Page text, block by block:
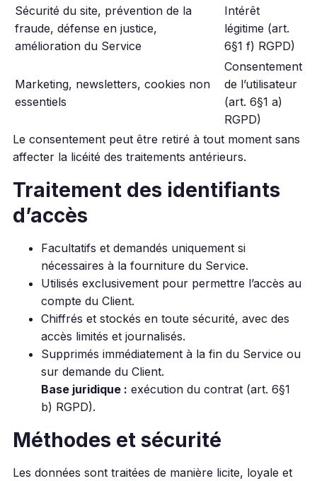
Sécurité du site, prévention de la
fraude, défense en justice,
amélioration du Service
Intérêt
légitime (art.
6§1 f) RGPD)
Marketing, newsletters, cookies non
essentiels
Consentement
de l’utilisateur
(art. 6§1 a)
RGPD)
Le consentement peut être retiré à tout moment sans
affecter la licéité des traitements antérieurs.
Traitement des identifiants
d’accès
Facultatifs et demandés uniquement si
nécessaires à la fourniture du Service.
Utilisés exclusivement pour permettre l’accès au
compte du Client.
Chiffrés et stockés en toute sécurité, avec des
accès limités et journalisés.
Supprimés immédiatement à la fin du Service ou
sur demande du Client.
Base juridique : exécution du contrat (art. 6§1
b) RGPD).
Méthodes et sécurité
Les données sont traitées de manière licite, loyale et